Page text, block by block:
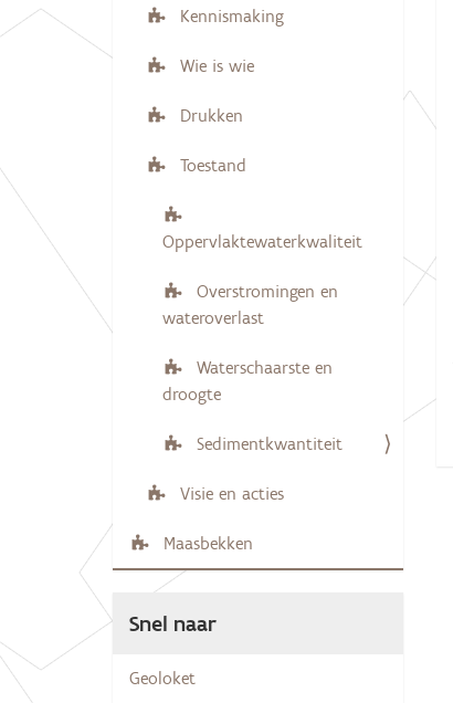
Kennismaking
Wie is wie
Drukken
Toestand
Oppervlaktewaterkwaliteit
Overstromingen en
wateroverlast
Waterschaarste en
droogte
Sedimentkwantiteit
Visie en acties
Maasbekken
Snel naar
Geoloket